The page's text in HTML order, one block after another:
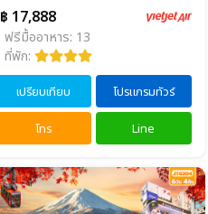
฿ 17,888
ฟรีมื้ออาหาร: 13
ที่พัก:
เปรียบเทียบ โปรแกรมทัวร์
โทร Line